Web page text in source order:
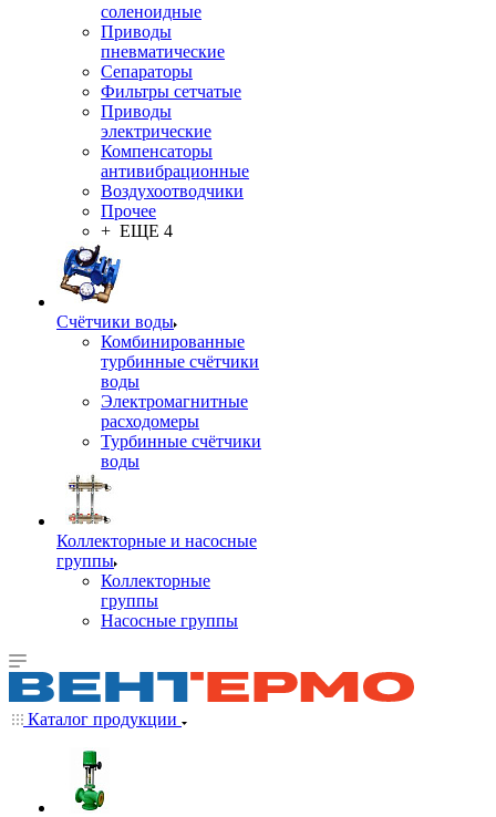
соленоидные
Приводы
пневматические
Сепараторы
Фильтры сетчатые
Приводы
электрические
Компенсаторы
антивибрационные
Воздухоотводчики
Прочее
+ ЕЩЕ 4
Счётчики воды
Комбинированные
турбинные счётчики
воды
Электромагнитные
расходомеры
Турбинные счётчики
воды
Коллекторные и насосные
группы
Коллекторные
группы
Насосные группы
Каталог продукции